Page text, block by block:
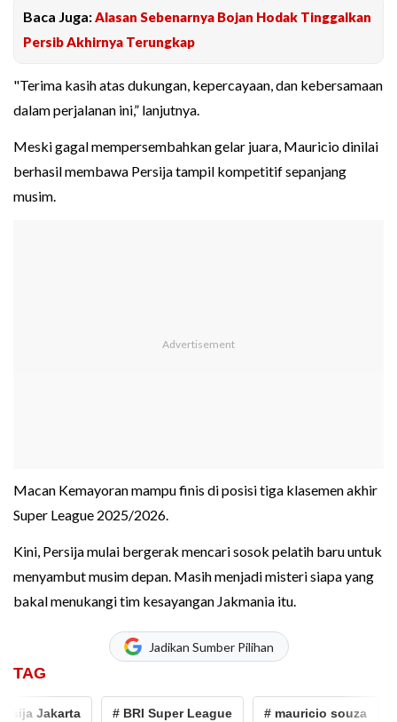
Baca Juga:Alasan Sebenarnya Bojan Hodak Tinggalkan
Persib Akhirnya Terungkap
"Terima kasih atas dukungan, kepercayaan, dan kebersamaan
dalam perjalanan ini,” lanjutnya.
Meski gagal mempersembahkan gelar juara, Mauricio dinilai
berhasil membawa Persija tampil kompetitif sepanjang
musim.
Macan Kemayoran mampu finis di posisi tiga klasemen akhir
Super League 2025/2026.
Kini, Persija mulai bergerak mencari sosok pelatih baru untuk
menyambut musim depan. Masih menjadi misteri siapa yang
bakal menukangi tim kesayangan Jakmania itu.
Jadikan Sumber Pilihan
TAG
Jakarta # BRI Super League # mauricio souza